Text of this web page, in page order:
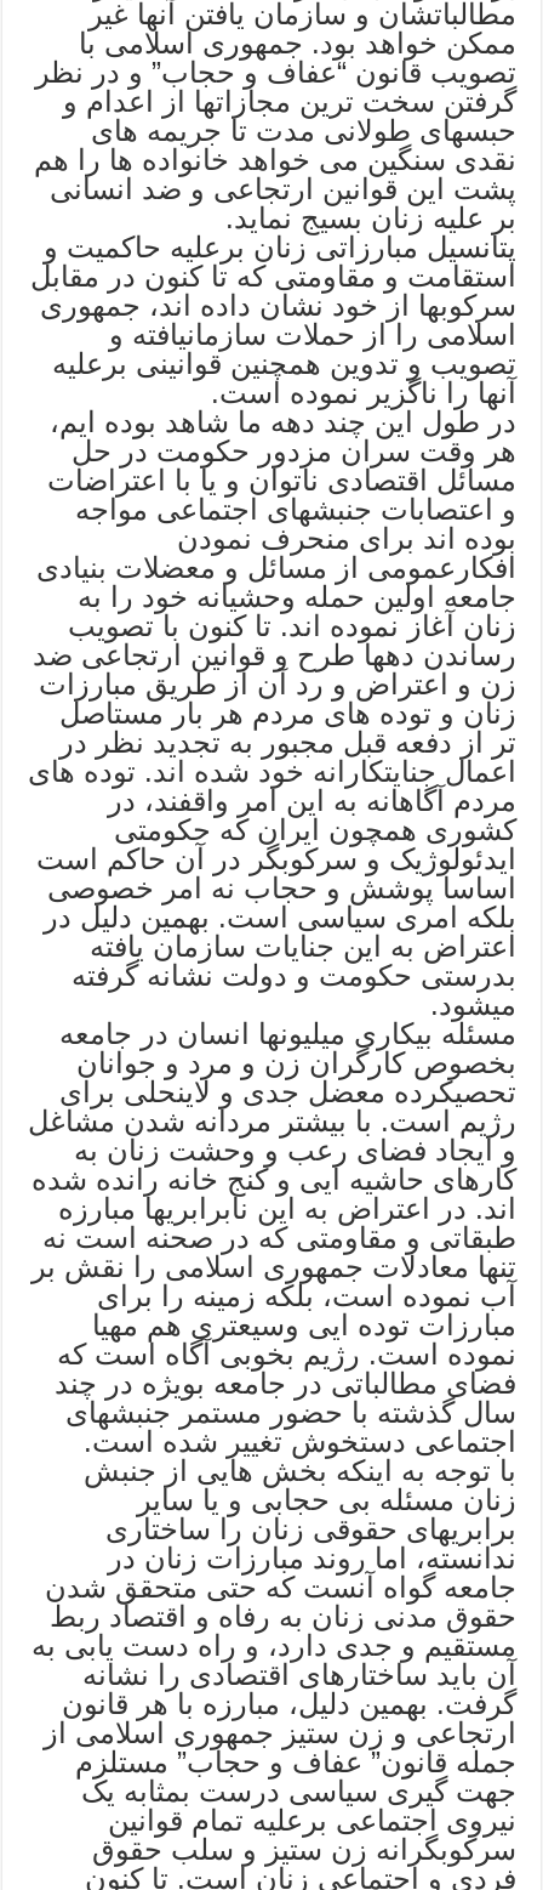
مطالباتشان و سازمان یافتن آنها غیر
ممکن خواهد بود. جمهوری اسلامی با
تصویب قانون “عفاف و حجاب” و در نظر
گرفتن سخت ترین مجازاتها از اعدام و
حبسهای طولانی مدت تا جریمه های
نقدی سنگین می خواهد خانواده ها را هم
پشت این قوانین ارتجاعی و ضد انسانی
بر علیه زنان بسیج نماید.
پتانسیل مبارزاتی زنان برعلیه حاکمیت و
استقامت و مقاومتی که تا کنون در مقابل
سرکوبها از خود نشان داده اند، جمهوری
اسلامی را از حملات سازمانیافته و
تصویب و تدوین همچنین قوانینی برعلیه
آنها را ناگزیر نموده است.
در طول این چند دهه ما شاهد بوده ایم،
هر وقت سران مزدور حکومت در حل
مسائل اقتصادی ناتوان و یا با اعتراضات
و اعتصابات جنبشهای اجتماعی مواجه
بوده اند برای منحرف نمودن
افکارعمومی از مسائل و معضلات بنیادی
جامعه اولین حمله وحشیانه خود را به
زنان آغاز نموده اند. تا کنون با تصویب
رساندن دهها طرح و قوانین ارتجاعی ضد
زن و اعتراض و رد آن از طریق مبارزات
زنان و توده های مردم هر بار مستاصل
تر از دفعه قبل مجبور به تجدید نظر در
اعمال جنایتکارانه خود شده اند. توده های
مردم آگاهانه به این امر واقفند، در
کشوری همچون ايران که حکومتی
ايدئولوژيک و سرکوبگر در آن حاکم است
اساسا پوشش و حجاب نه امر خصوصی
بلکه امری سياسی است. بهمین دلیل در
اعتراض به این جنایات سازمان یافته
بدرستی حکومت و دولت نشانه گرفته
میشود.
مسئله بیکاری میلیونها انسان در جامعه
بخصوص کارگران زن و مرد و جوانان
تحصیکرده معضل جدی و لاینحلی برای
رژیم است. با بیشتر مردانه شدن مشاغل
و ایجاد فضای رعب و وحشت زنان به
کارهای حاشیه ایی و کنج خانه رانده شده
اند. در اعتراض به این نابرابریها مبارزه
طبقاتی و مقاومتی که در صحنه است نه
تنها معادلات جمهوری اسلامی را نقش بر
آب نموده است، بلکه زمینه را برای
مبارزات توده ایی وسیعتری هم مهیا
نموده است. رژیم بخوبی آگاه است که
فضای مطالباتی در جامعه بویژه در چند
سال گذشته با حضور مستمر جنبشهای
اجتماعی دستخوش تغییر شده است.
با توجه به اینکه بخش هایی از جنبش
زنان مسئله بی حجابی و یا سایر
برابریهای حقوقی زنان را ساختاری
ندانسته، اما روند مبارزات زنان در
جامعه گواه آنست که حتی متحقق شدن
حقوق مدنی زنان به رفاه و اقتصاد ربط
مستقیم و جدی دارد، و راه دست یابی به
آن باید ساختارهای اقتصادی را نشانه
گرفت. بهمین دلیل، مبارزه با هر قانون
ارتجاعی و زن ستیز جمهوری اسلامی از
جمله قانون” عفاف و حجاب” مستلزم
جهت گیری سیاسی درست بمثابه یک
نیروی اجتماعی برعلیه تمام قوانین
سرکوبگرانه زن ستیز و سلب حقوق
فردی و اجتماعی زنان است. تا کنون